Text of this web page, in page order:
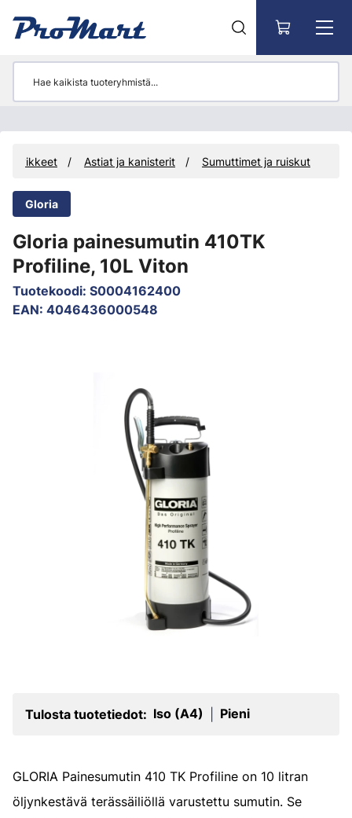
Astiat ja kanisterit Sumuttimet ja ruiskut
Gloria
Gloria painesumutin 410TK
Profiline, 10L Viton
Tuotekoodi: S0004162400
EAN: 4046436000548
Tulosta tuotetiedot: Iso (A4) Pieni
GLORIA Painesumutin 410 TK Profiline on 10 litran
öljynkestävä terässäiliöllä varustettu sumutin. Se